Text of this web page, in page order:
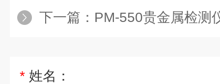
下一篇： PM-550贵金属检测
* 姓名：